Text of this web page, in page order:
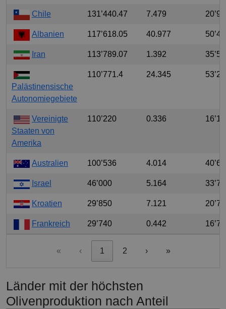
Chile 131’440.47 7.479
Albanien 117’618.05 40.977
Iran 113’789.07 1.392
Palästinensische
Autonomiegebiete
110’771.4 24.345
Vereinigte
Staaten von
Amerika
110’220 0.336
Australien 100’536 4.014
Israel 46’000 5.164
Kroatien 29’850 7.121
Frankreich 29’740 0.442
« ‹ 1 2 › »
Länder mit der höchsten
Olivenproduktion nach Anteil